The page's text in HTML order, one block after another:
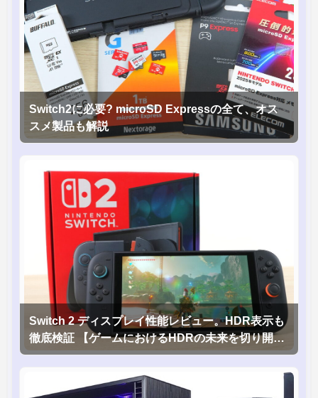
Switch2に必要? microSD Expressの全て、オス
スメ製品も解説
Switch 2 ディスプレイ性能レビュー。HDR表示も
徹底検証 【ゲームにおけるHDRの未来を切り開く
1台！】